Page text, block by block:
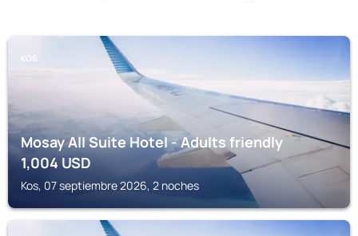
KOS
Mosay All Suite Hotel - Adults friendly
1,004USD
Kos, 07 septiembre 2026, 2 noches